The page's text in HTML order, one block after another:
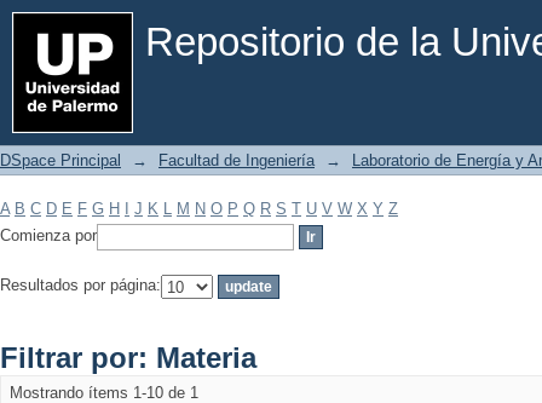
Repositorio de la
Filtrar por: Materia
DSpace Principal → Facultad de Ingeniería → Laboratorio de Energía y
A B C D E F G H J K L M N O P Q R S T U V W X Y Z
Comienza por
Resultados por página:
Filtrar por: Materia
Mostrando ítems 1-10 de 1